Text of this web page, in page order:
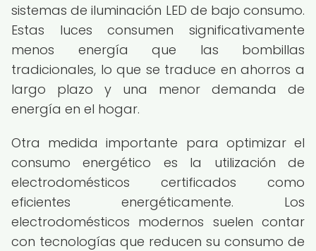
sistemas de iluminación LED de bajo consumo.
Estas luces consumen significativamente
menos energía que las bombillas
tradicionales, lo que se traduce en ahorros a
largo plazo y una menor demanda de
energía en el hogar.
Otra medida importante para optimizar el
consumo energético es la utilización de
electrodomésticos certificados como
eficientes energéticamente. Los
electrodomésticos modernos suelen contar
con tecnologías que reducen su consumo de